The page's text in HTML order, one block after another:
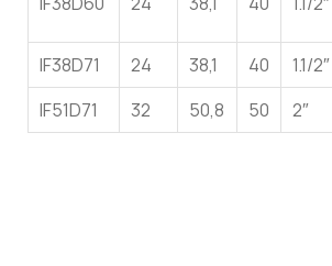
IF38D71 24 38,1 40 1.1/2″
IF51D71
32 50,8 50 2″